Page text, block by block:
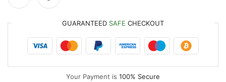
GUARANTEED SAFE CHECKOUT
Your Payment is 100% Secure